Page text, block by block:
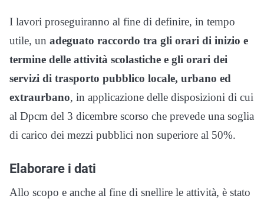
I lavori proseguiranno al fine di definire, in tempo
utile, un adeguato raccordo tra gli orari di inizio e
termine delle attività scolastiche e gli orari dei
servizi di trasporto pubblico locale, urbano ed
extraurbano, in applicazione delle disposizioni di cui
al Dpcm del 3 dicembre scorso che prevede una soglia
di carico dei mezzi pubblici non superiore al 50%.
Elaborare i dati
Allo scopo e anche al fine di snellire le attività, è stato